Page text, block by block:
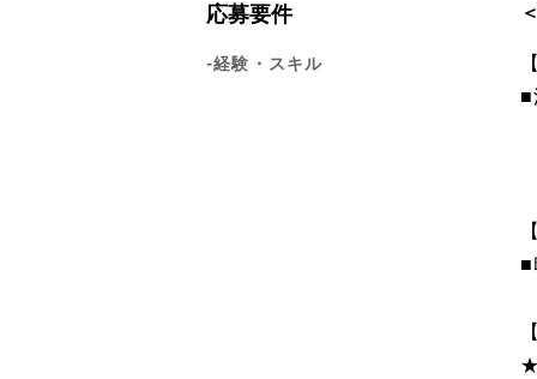
応募要件
-経験・スキル
■
■
★